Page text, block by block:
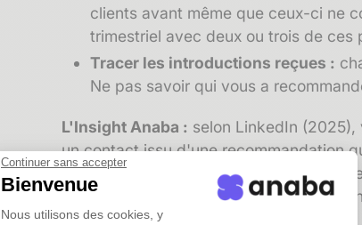
Continuer sans accepter
Bienvenue
Nous utilisons des cookies, y
clients avant même que ceux-ci ne
trimestriel avec deux ou trois de
Tracer les introductions reçues :
Ne pas savoir qui vous a
L'Insight Anaba : selon LinkedIn
un contact issu d'une recommandation
de recrutement, structurer sa politique
commerciale : c'est la condition de sa